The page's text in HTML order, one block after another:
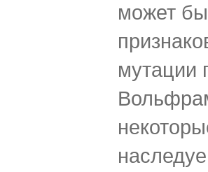
может
мутации